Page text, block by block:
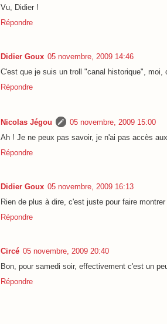
Vu, Didier !
Répondre
Didier Goux 05 novembre, 2009 14:46
C'est que je suis un troll "canal historique", moi,
Répondre
Nicolas Jégou
05 novembre, 2009 15:00
Ah ! Je ne peux pas savoir, je n'ai pas accès
Répondre
Didier Goux 05 novembre, 2009 16:13
Rien de plus à dire, c'est juste pour faire montrer
Répondre
Circé 05 novembre, 2009 20:40
Bon, pour samedi soir, effectivement c'est un
Répondre